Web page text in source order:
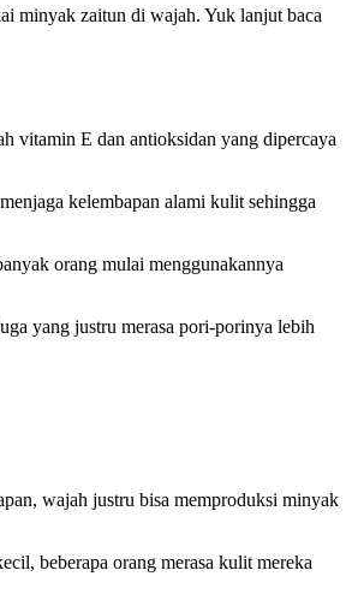
minyak zaitun di wajah. Yuk lanjut baca
vitamin E dan antioksidan yang dipercaya
kelembapan alami kulit sehingga
orang mulai menggunakannya
yang justru merasa pori-porinya lebih
wajah justru bisa memproduksi minyak
beberapa orang merasa kulit mereka